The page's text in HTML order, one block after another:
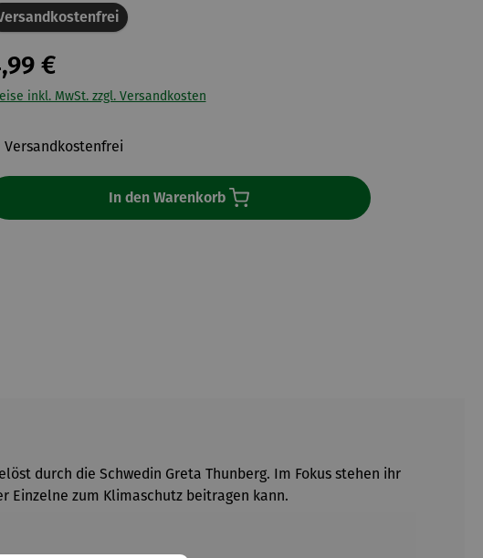
€
inkl. MwSt. zzgl. Versandkosten
Versandkostenfrei
In den Warenkorb
durch die Schwedin Greta Thunberg. Im Fokus stehen ihr
Einzelne zum Klimaschutz beitragen kann.